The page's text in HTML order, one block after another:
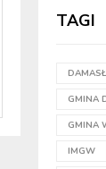
TAGI
GMINA
GMINA
IMGW